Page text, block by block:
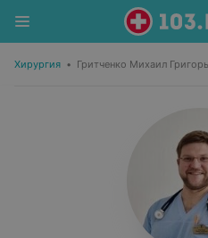
Хирургия • Гритченко Михаил